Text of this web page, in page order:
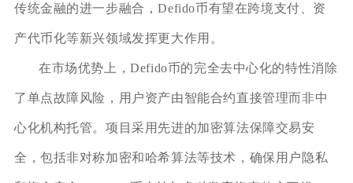
传统金融的进一步融合，Defido币有望在跨境支付、资
产代币化等新兴领域发挥更大作用。
在市场优势上，Defido币的完全去中心化的特性消除
了单点故障风险，用户资产由智能合约直接管理而非中
心化机构托管。项目采用先进的加密算法保障交易安
全，包括非对称加密和哈希算法等技术，确保用户隐私